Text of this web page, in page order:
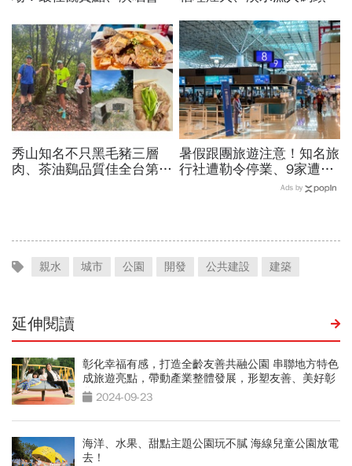
時間、蜘蛛人無人機燈光秀
場次
放時間、表演卡司、最佳觀
賞點必看
秀山知名不只黑毛豬三層
肉、茶油鷄品質佳全台第
暑假跟團旅遊注意！知名旅
行社遭勒令停業、9家遭廢
止或撤照…觀光署完整黑名
Ads by
親水 城市 公園 開發 公共建設 建築
延伸閱讀
彰化幸福有感，打造全齡友善共融公園 串聯地方特色
成旅遊亮點，帶動產業整體發展，形塑友善、美好彰
化 2024-09-23
海洋、水果、甜點主題公園玩不膩 海線兒童公園放電
去！